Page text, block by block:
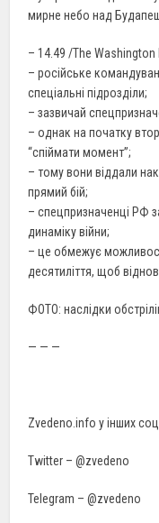
мирне небо над
– 14.49 /The
– російське
спеціальні підрозділи;
– зазвичай
– однак на початку
“спіймати момент”;
– тому вони віддали
прямий бій;
– спецпризначенці РФ
динаміку війни;
– це обмежує
десятиліття, щоб
ФОТО: наслідки
— — —
Zvedeno.info у інших
Twitter – @zvedeno
Telegram – @zvedeno